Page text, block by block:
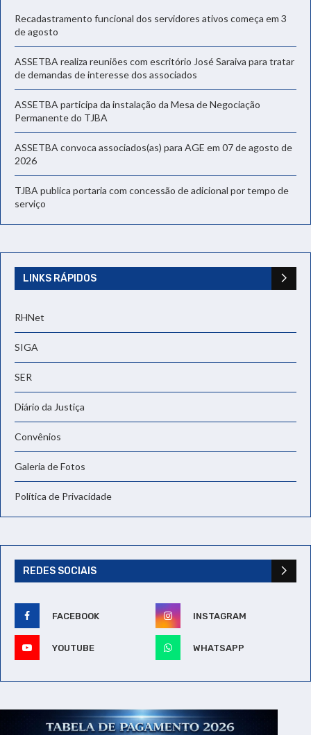
Recadastramento funcional dos servidores ativos começa em 3
de agosto
ASSETBA realiza reuniões com escritório José Saraiva para tratar
de demandas de interesse dos associados
ASSETBA participa da instalação da Mesa de Negociação
Permanente do TJBA
ASSETBA convoca associados(as) para AGE em 07 de agosto de
2026
TJBA publica portaria com concessão de adicional por tempo de
serviço
LINKS RÁPIDOS
RHNet
SIGA
SER
Diário da Justiça
Convênios
Galeria de Fotos
Política de Privacidade
REDES SOCIAIS
FACEBOOK INSTAGRAM
YOUTUBE WHATSAPP